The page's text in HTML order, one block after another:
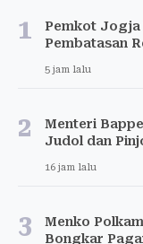
1
Pemkot Jogja
Pembatasan
5 jam lalu
2
Menteri
Judol dan
16 jam lalu
3
Menko
Bongkar